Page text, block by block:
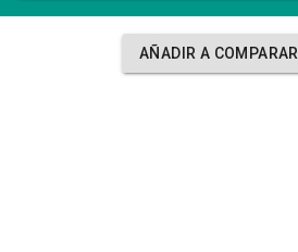
AÑADIR A COMPARAR